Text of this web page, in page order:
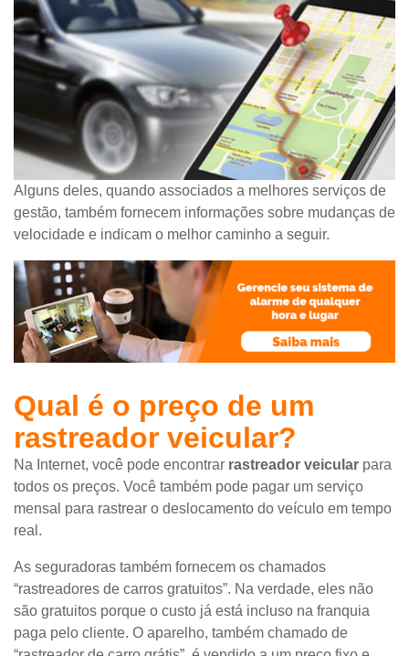
Alguns deles, quando associados a melhores serviços de
gestão, também fornecem informações sobre mudanças de
velocidade e indicam o melhor caminho a seguir.
Qual é o preço de um
rastreador veicular?
Na Internet, você pode encontrar rastreador veicular para
todos os preços. Você também pode pagar um serviço
mensal para rastrear o deslocamento do veículo em tempo
real.
As seguradoras também fornecem os chamados
“rastreadores de carros gratuitos”. Na verdade, eles não
são gratuitos porque o custo já está incluso na franquia
paga pelo cliente. O aparelho, também chamado de